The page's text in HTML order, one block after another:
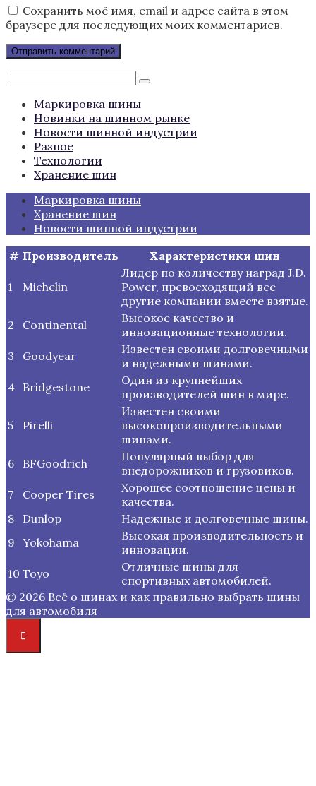
Сохранить моё имя, email и адрес сайта в этом
браузере для последующих моих комментариев.
Поиск:
Маркировка шины
Новинки на шинном рынке
Новости шинной индустрии
Разное
Технологии
Хранение шин
Маркировка шины
Хранение шин
Новости шинной индустрии
# Производитель Характеристики шин
1 Michelin
Лидер по количеству наград J.D.
Power, превосходящий все
другие компании вместе взятые.
2
Continental
Высокое качество и
инновационные технологии.
3
Goodyear
Известен своими долговечными
и надежными шинами.
4 Bridgestone
Один из крупнейших
производителей шин в мире.
5 Pirelli
Известен своими
высокопроизводительными
шинами.
6
BFGoodrich
Популярный выбор для
внедорожников и грузовиков.
7
Cooper Tires
Хорошее соотношение цены и
качества.
8
Dunlop
Надежные и долговечные шины.
9 Yokohama
Высокая производительность и
инновации.
10 Toyo
Отличные шины для
спортивных автомобилей.
© 2026 Всё о шинах и как правильно выбрать шины
для автомобиля